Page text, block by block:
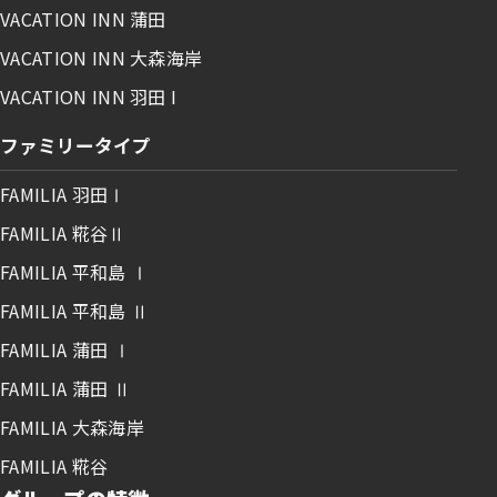
VACATION INN 蒲田
VACATION INN 大森海岸
VACATION INN 羽田 I
ファミリータイプ
FAMILIA 羽田Ⅰ
FAMILIA 糀谷Ⅱ
FAMILIA 平和島 Ⅰ
FAMILIA 平和島 Ⅱ
FAMILIA 蒲田 Ⅰ
FAMILIA 蒲田 Ⅱ
FAMILIA 大森海岸
FAMILIA 糀谷